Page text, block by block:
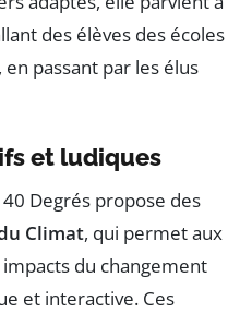
des élèves des écoles
passant par les élus
et ludiques
Degrés propose des
Climat, qui permet aux
du changement
et interactive. Ces